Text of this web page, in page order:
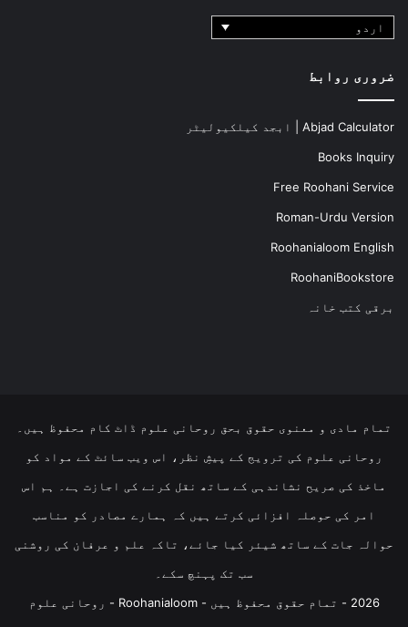
اردو
ضروری روابط
Abjad Calculator | ابجد کیلکیولیٹر
Books Inquiry
Free Roohani Service
Roman-Urdu Version
Roohanialoom English
RoohaniBookstore
برقی کتب خانہ
تمام مادی و معنوی حقوق بحق روحانی علوم ڈاٹ کام محفوظ ہیں۔
روحانی علوم کی ترویج کے پیشِ نظر، اس ویب سائٹ کے مواد کو
ماخذ کی صریح نشاندہی کے ساتھ نقل کرنے کی اجازت ہے۔ ہم اس
امر کی حوصلہ افزائی کرتے ہیں کہ ہمارے مصادر کو مناسب
حوالہ جات کے ساتھ شیئر کیا جائے، تاکہ علم و عرفان کی روشنی
سب تک پہنچ سکے۔
2026 - تمام حقوق محفوظ ہیں - Roohanialoom - روحانی علوم